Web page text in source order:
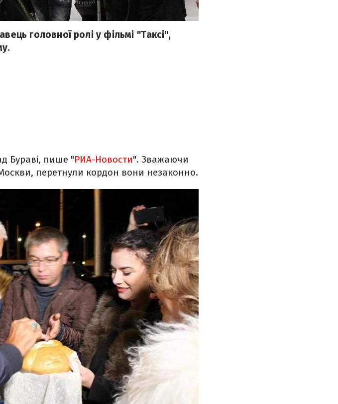
головної ролі у фільмі "Таксі",
Бураві, пише "РИА-Новости". Зважаючи
перетнули кордон вони незаконно.